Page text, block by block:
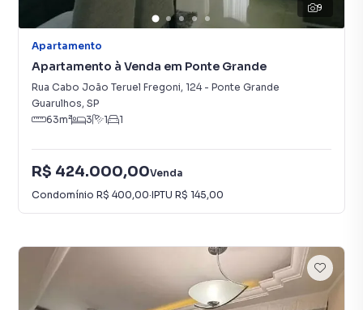
9
Apartamento
Apartamento à Venda em Ponte Grande
Rua Cabo João Teruel Fregoni, 124- Ponte Grande
Guarulhos, SP
63m² 3 1 1
R$ 424.000,00Venda
Condomínio R$ 400,00·IPTU R$ 145,00